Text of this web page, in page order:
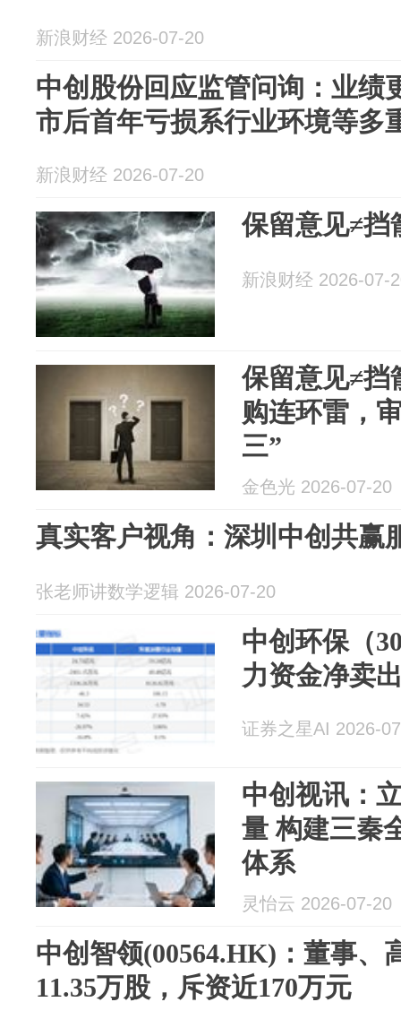
新浪财经 2026-07-20
中创股份回应监管问询：业绩
市后首年亏损系行业环境等多
新浪财经 2026-07-20
保留意见≠挡
新浪财经 2026-07-
保留意见≠挡
购连环雷，
三”
金色光 2026-07-20
真实客户视角：深圳中创共赢
张老师讲数学逻辑 2026-07-20
中创环保（
力资金净卖
证券之星AI 2026-
中创视讯：
量 构建三秦
体系
灵怡云 2026-07-20
中创智领(00564.HK)：董事、
11.35万股，斥资近170万元